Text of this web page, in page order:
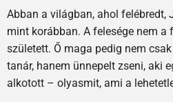
Abban a világban, ahol felébredt,
mint korábban. A felesége nem a
született. Ő maga pedig nem
tanár, hanem ünnepelt zseni, aki
alkotott – olyasmit, ami a